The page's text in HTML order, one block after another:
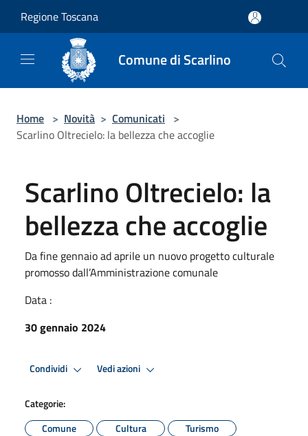
Regione Toscana
Comune di Scarlino
Home > Novità > Comunicati >
Scarlino Oltrecielo: la bellezza che accoglie
Scarlino Oltrecielo: la
bellezza che accoglie
Da fine gennaio ad aprile un nuovo progetto culturale
promosso dall’Amministrazione comunale
Data :
30 gennaio 2024
Condividi Vedi azioni
Categorie:
Comune
Cultura Turismo